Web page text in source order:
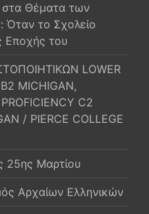
Θέματα των
Όταν το Σχολείο
Εποχής του
LOWER
MICHIGAN,
C2
/ PIERCE COLLEGE
25ης Μαρτίου
Αρχαίων Ελληνικών